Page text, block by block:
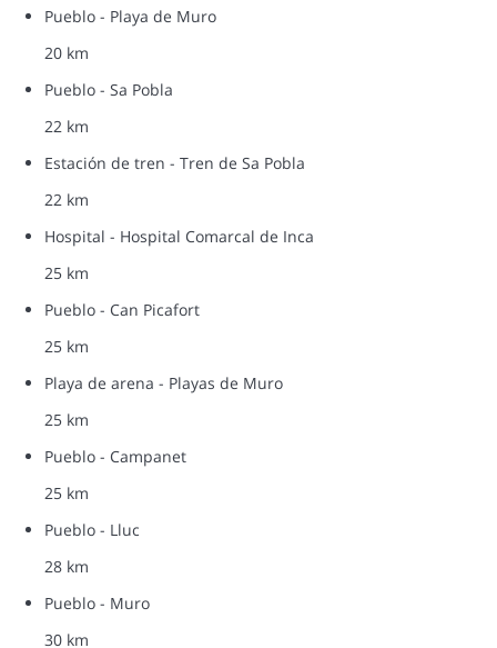
Pueblo - Playa de Muro
20 km
Pueblo - Sa Pobla
22 km
Estación de tren - Tren de Sa Pobla
22 km
Hospital - Hospital Comarcal de Inca
25 km
Pueblo - Can Picafort
25 km
Playa de arena - Playas de Muro
25 km
Pueblo - Campanet
25 km
Pueblo - Lluc
28 km
Pueblo - Muro
30 km